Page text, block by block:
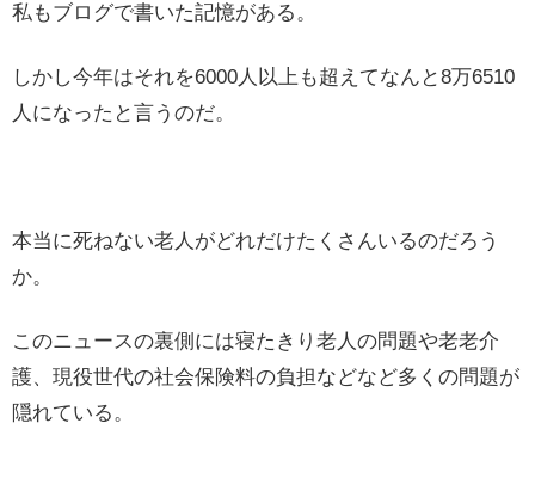
私もブログで書いた記憶がある。
しかし今年はそれを6000人以上も超えてなんと8万6510
人になったと言うのだ。
本当に死ねない老人がどれだけたくさんいるのだろう
か。
このニュースの裏側には寝たきり老人の問題や老老介
護、現役世代の社会保険料の負担などなど多くの問題が
隠れている。